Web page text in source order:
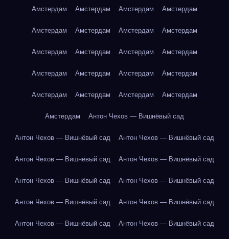
Амстердам Амстердам Амстердам Амстердам
Амстердам Амстердам Амстердам Амстердам
Амстердам Амстердам Амстердам Амстердам
Амстердам Амстердам Амстердам Амстердам
Амстердам Амстердам Амстердам Амстердам
Амстердам Антон Чехов — Вишнёвый сад
Антон Чехов — Вишнёвый сад Антон Чехов — Вишнёвый сад
Антон Чехов — Вишнёвый сад Антон Чехов — Вишнёвый сад
Антон Чехов — Вишнёвый сад Антон Чехов — Вишнёвый сад
Антон Чехов — Вишнёвый сад Антон Чехов — Вишнёвый сад
Антон Чехов — Вишнёвый сад Антон Чехов — Вишнёвый сад